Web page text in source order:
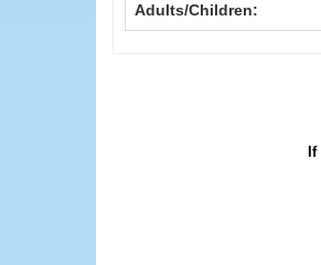
Adults/Children: